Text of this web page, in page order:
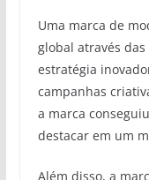
Uma marca de
global através
estratégia
campanhas
a marca conseguiu
destacar em um
Além disso, a